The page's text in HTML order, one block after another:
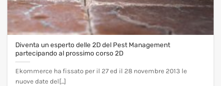
Diventa un esperto delle 2D del Pest Management
partecipando al prossimo corso 2D
Ekommerce ha fissato per il 27 ed il 28 novembre 2013 le
nuove date del[...]